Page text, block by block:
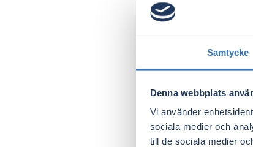
Samtycke
Denna webbplats
Vi använder
sociala medier och
till de sociala medier